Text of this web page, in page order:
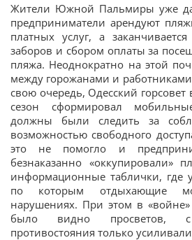
Жители Южной Пальмиры уже
предприниматели арендуют
платных услуг, а
заборов и сбором оплаты за
пляжа. Неоднократно на этой
между горожанами и
свою очередь, Одесский
сезон сформировал
должны были следить за
возможностью свободного
это не помогло и
безнаказанно «оккупировали»
информационные таблички, где
по которым отдыхающие
нарушениях. При этом в
было видно просветов,
противостояния только